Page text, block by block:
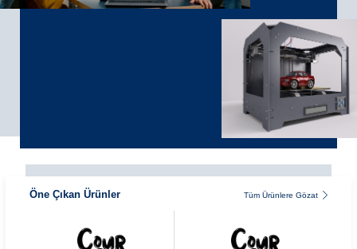
©2024 Courpar Otomotiv & Yedek Parça
Öne Çıkan Ürünler Tüm Ürünlere Gözat